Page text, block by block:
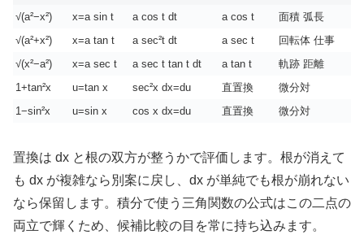
√(a²−x²)
x=a sin t a cos t dt a cos t
面積 弧長
√(a²+x²)
x=a tan t a sec²t dt a sec t
回転体 仕事
√(x²−a²)
x=a sec t a sec t tan t dt a tan t
軌跡 距離
1+tan²x
u=tan x sec²x dx=du 直置換
微分対
1−sin²x
u=sin x cos x dx=du 直置換 微分対
置換は dx と根の双方が整うかで評価します。根が消えて
も dx が複雑なら別案に戻し、dx が単純でも根が崩れない
なら保留します。積分で使う三角関数の公式はこの二点の
両立で輝くため、候補比較の目を常に持ち込みます。